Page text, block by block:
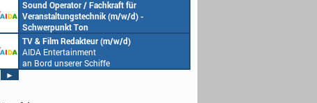
AIDA Entertainment
an Bord unserer Schiffe
Sound Operator / Fachkraft für
Veranstaltungstechnik (m/w/d) -
Schwerpunkt Ton
AIDA Entertainment
an Bord unserer Schiffe
TV & Film Redakteur (m/w/d)
AIDA Entertainment
an Bord unserer Schiffe
►